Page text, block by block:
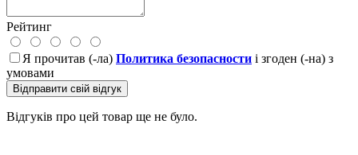
Рейтинг
Я прочитав (-ла) Политика безопасности і згоден (-на) з
умовами
Відправити свій відгук
Відгуків про цей товар ще не було.